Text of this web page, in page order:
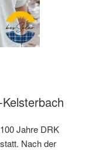
Jahre DRK
Nach der